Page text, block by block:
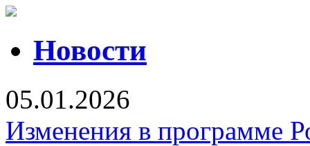
Новости
05.01.2026
Изменения в программе